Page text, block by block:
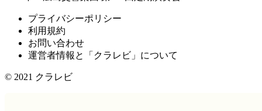
プライバシーポリシー
利用規約
お問い合わせ
運営者情報と「クラレビ」について
© 2021 クラレビ